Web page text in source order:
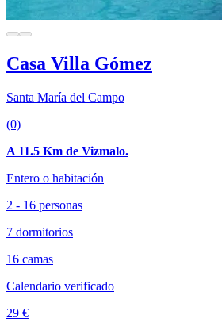
Casa Villa Gómez
Santa María del Campo
(0)
A 11.5 Km de Vizmalo.
Entero o habitación
2 - 16 personas
7 dormitorios
16 camas
Calendario verificado
29 €